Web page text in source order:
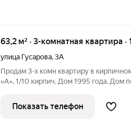
63,2 м² · 3-комнатная квартира ·
улица Гусарова,3А
Продам 3-х комн квартиру в
«А», 1/10 кирпич. Дом 1995 года. Дом
кв.м. (комнаты по 12 кв.м., гостиная
Показать телефон